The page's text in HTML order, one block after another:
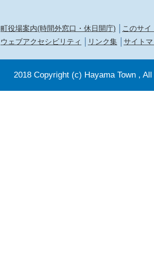
町役場案内(時間外窓口・休日開庁)
このサイ
ウェブアクセシビリティ
リンク集 サイト
2018 Copyright (c) Hayama Town ,